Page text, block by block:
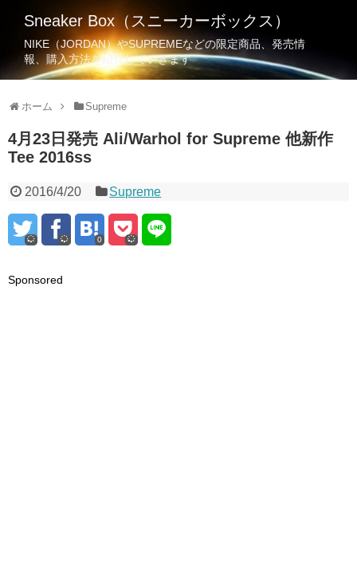
Sneaker Box（スニーカーボックス）
NIKE（JORDAN）やSUPREMEなどの限定商品、発売情
報、購入方法を紹介していきます
ホーム Supreme
4月23日発売 Ali/Warhol for Supreme 他新作
Tee 2016ss
2016/4/20 Supreme
0
Sponsored